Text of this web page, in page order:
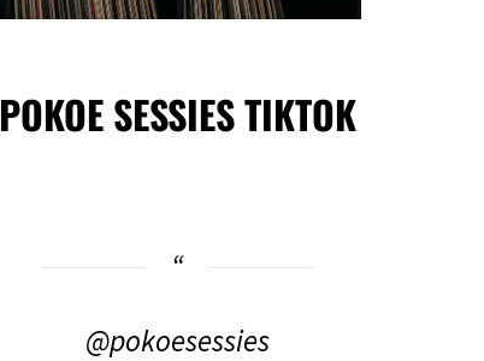
POKOE SESSIES TIKTOK
@pokoesessies